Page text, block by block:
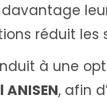
réduit les
à une
, afin